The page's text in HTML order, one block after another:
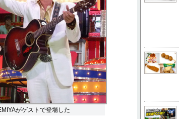
がゲストで登場した